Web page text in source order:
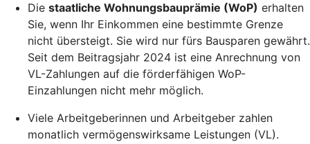
Die staatliche Wohnungsbauprämie (WoP) erhalten
Sie, wenn Ihr Einkommen eine bestimmte Grenze
nicht übersteigt. Sie wird nur fürs Bausparen gewährt.
Seit dem Beitragsjahr 2024 ist eine Anrechnung von
VL-Zahlungen auf die förderfähigen WoP-
Einzahlungen nicht mehr möglich.
Viele Arbeitgeberinnen und Arbeitgeber zahlen
monatlich vermögenswirksame Leistungen (VL).